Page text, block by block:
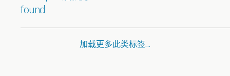
found
加载更多此类标签…